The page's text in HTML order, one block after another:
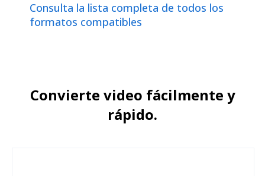
Consulta la lista completa de todos los
formatos compatibles
Convierte video fácilmente y
rápido.